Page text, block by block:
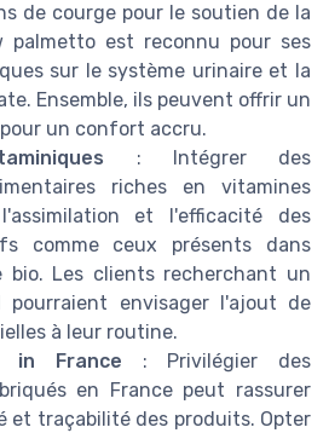
de courge pour le soutien de la
palmetto est reconnu pour ses
sur le système urinaire et la
Ensemble, ils peuvent offrir un
un confort accru.
: Intégrer des
riches en vitamines
et l'efficacité des
comme ceux présents dans
bio. Les clients recherchant un
pourraient envisager l'ajout de
à leur routine.
in France : Privilégier des
en France peut rassurer
et traçabilité des produits. Opter